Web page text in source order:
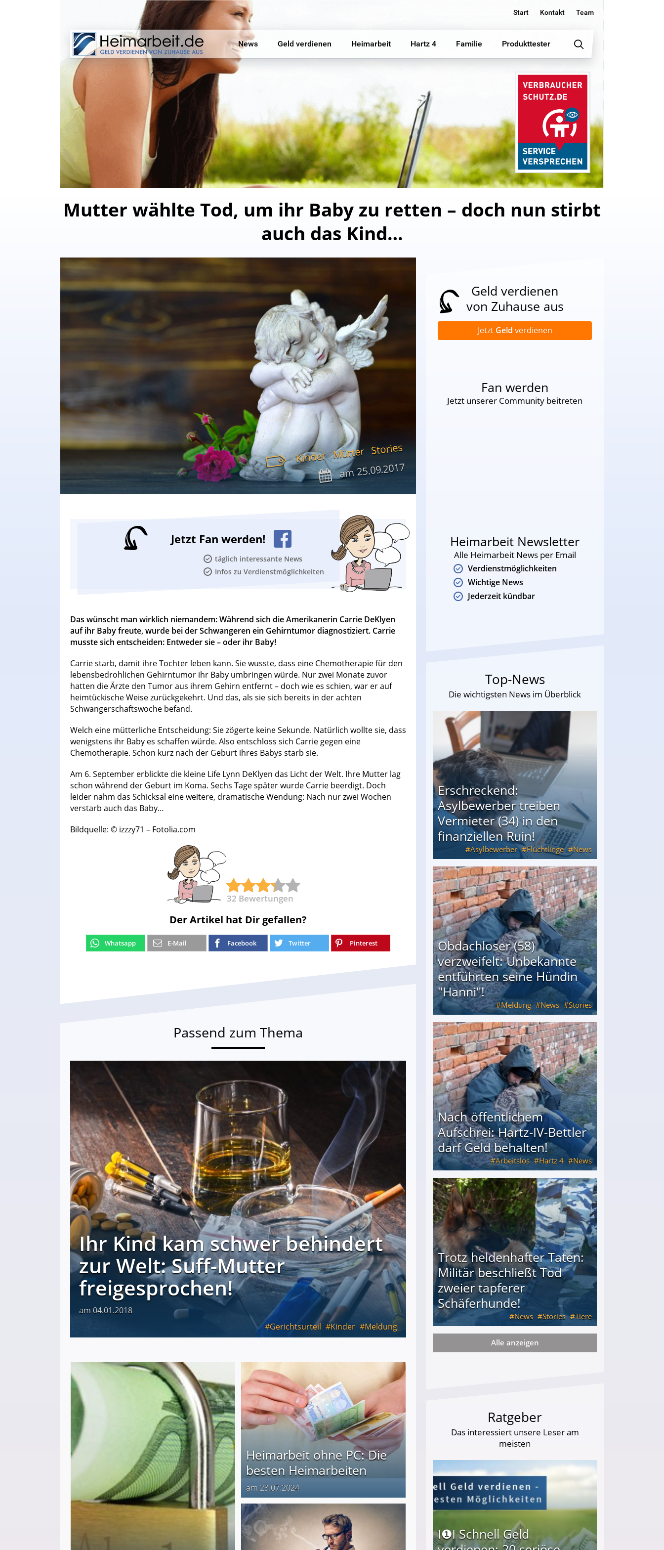
Start Kontakt Team
News Geld verdienen Heimarbeit Hartz 4 Familie Produkttester
Mutter wählte Tod, um ihr Baby zu retten – doch nun stirbt
auch das Kind…
Kinder Mütter Stories
am25.09.2017
Jetzt Fan werden!
täglich interessante News
Infos zu Verdienstmöglichkeiten
Das wünscht man wirklich niemandem: Während sich die Amerikanerin Carrie DeKlyen
auf ihr Baby freute, wurde bei der Schwangeren ein Gehirntumor diagnostiziert. Carrie
musste sich entscheiden: Entweder sie – oder ihr Baby!
Carrie starb, damit ihre Tochter leben kann. Sie wusste, dass eine Chemotherapie für den
lebensbedrohlichen Gehirntumor ihr Baby umbringen würde. Nur zwei Monate zuvor
hatten die Ärzte den Tumor aus ihrem Gehirn entfernt – doch wie es schien, war er auf
heimtückische Weise zurückgekehrt. Und das, als sie sich bereits in der achten
Schwangerschaftswoche befand.
Welch eine mütterliche Entscheidung: Sie zögerte keine Sekunde. Natürlich wollte sie, dass
wenigstens ihr Baby es schaffen würde. Also entschloss sich Carrie gegen eine
Chemotherapie. Schon kurz nach der Geburt ihres Babys starb sie.
Am 6. September erblickte die kleine Life Lynn DeKlyen das Licht der Welt. Ihre Mutter lag
schon während der Geburt im Koma. Sechs Tage später wurde Carrie beerdigt. Doch
leider nahm das Schicksal eine weitere, dramatische Wendung: Nach nur zwei Wochen
verstarb auch das Baby…
Bildquelle: © izzzy71 – Fotolia.com
32 Bewertungen
Der Artikel hat Dir gefallen?
Whatsapp E-Mail Facebook Twitter Pinterest
Passend zum Thema
Ihr Kind kam schwer behindert
zur Welt: Suff-Mutter
freigesprochen!
am 04.01.2018
Gerichtsurteil
Kinder Meldung
Heimarbeit ohne PC: Die
besten Heimarbeiten
am 23.07.2024
Geld verdienen
von Zuhause aus
Jetzt Geld verdienen
Fan werden
Jetzt unserer Community beitreten
Heimarbeit Newsletter
Alle Heimarbeit News per Email
Verdienstmöglichkeiten
Wichtige News
Jederzeit kündbar
Top-News
Die wichtigsten News im Überblick
Erschreckend:
Asylbewerber treiben
Vermieter (34) in den
finanziellen Ruin!
Asylbewerber Flüchtlinge News
Erschreckend: Asylbewerber treiben Vermieter (34) in den finanziellen Ruin!
Obdachloser (58)
verzweifelt: Unbekannte
entführten seine Hündin
"Hanni"!
Meldung News Stories
Obdachloser (58) verzweifelt: Unbekannte entführten seine Hündin "Hanni"!
Nach öffentlichem
Aufschrei: Hartz-IV-Bettler
darf Geld behalten!
Arbeitslos Hartz 4 News
Nach öffentlichem Aufschrei: Hartz-IV-Bettler darf Geld behalten!
Trotz heldenhafter Taten:
Militär beschließt Tod
zweier tapferer
Schäferhunde!
News Stories Tiere
Trotz heldenhafter Taten: Militär beschließt Tod zweier tapferer Schäferhunde!
Alle anzeigen
Ratgeber
Das interessiert unsere Leser am
meisten
I❶I Schnell Geld